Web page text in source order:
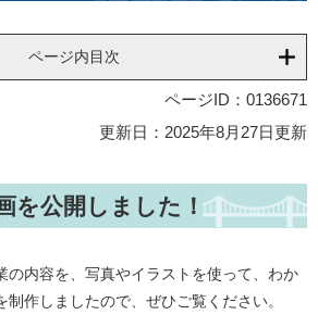
ページ内目次
ページID：0136671
更新日：2025年8月27日更新
を公開しました！
内容を、写真やイラストを使って、わか
制作しましたので、ぜひご覧ください。